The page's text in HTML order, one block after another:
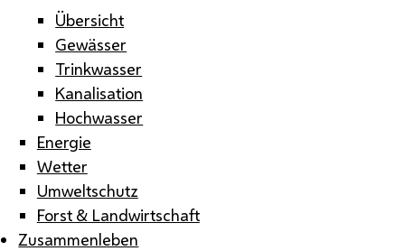
Übersicht
Gewässer
Trinkwasser
Kanalisation
Hochwasser
Energie
Wetter
Umweltschutz
Forst & Landwirtschaft
Zusammenleben